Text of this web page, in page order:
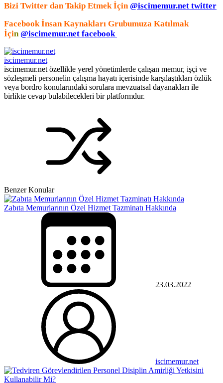
Bizi Twitter dan Takip Etmek İçin @iscimemur.net twitter
Facebook İnsan Kaynakları Grubumuza Katılmak
İçin @iscimemur.net facebook
iscimemur.net
iscimemur.net özellikle yerel yönetimlerde çalışan memur, işçi ve
sözleşmeli personelin çalışma hayatı içerisinde karşılaştıkları özlük
veya bordro konularındaki sorulara mevzuatsal dayanakları ile
birlikte cevap bulabilecekleri bir platformdur.
Benzer Konular
Zabıta Memurlarının Özel Hizmet Tazminatı Hakkında
23.03.2022
iscimemur.net